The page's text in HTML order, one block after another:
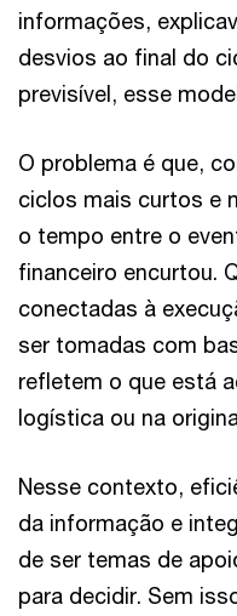
informações,
desvios ao final do
previsível, esse
O problema é que,
ciclos mais curtos e
o tempo entre o
financeiro encurtou.
conectadas à
ser tomadas com
refletem o que está
logística ou na
Nesse contexto,
da informação e
de ser temas de
para decidir. Sem